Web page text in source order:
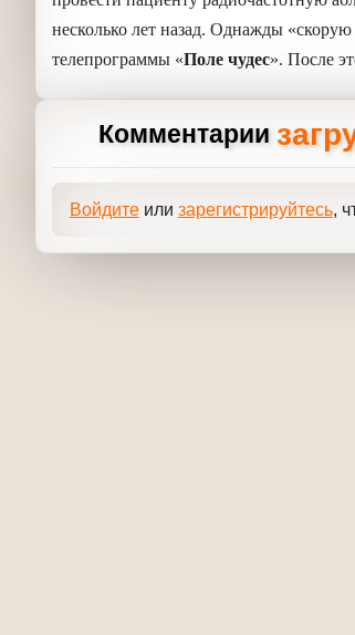
восстановления нормального
радиочастотную абляцию.
обращался к кардиологам.
Комментарии